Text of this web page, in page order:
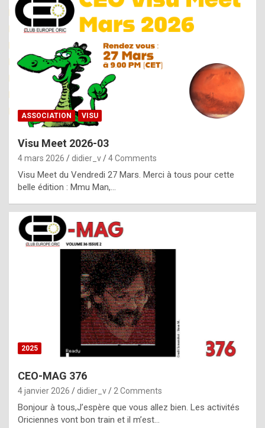
n
e
R
o
p
l
c
h
i
s
t
o
r
p
e
c
ASSOCIATION VISU
Visu Meet 2026-03
4 mars 2026 didier_v 4 Comments
Visu Meet du Vendredi 27 Mars. Merci à tous pour cette
belle édition : Mmu Man,…
2025
CEO-MAG 376
4 janvier 2026 didier_v 2 Comments
Bonjour à tous,J’espère que vous allez bien. Les activités
Oriciennes vont bon train et il m’est…